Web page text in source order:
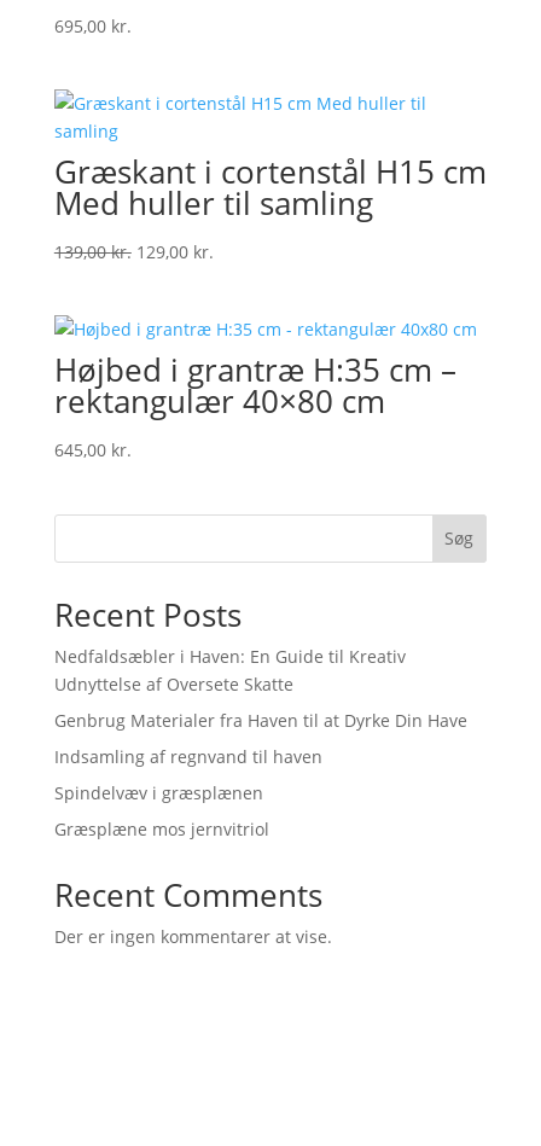
695,00 kr.
Græskant i cortenstål H15 cm
Med huller til samling
139,00kr. Original
139,00 kr..
129,00 kr.Current
129,00 kr..
Højbed i grantræ H:35 cm –
rektangulær 40×80 cm
645,00 kr.
Søg
Recent Posts
Nedfaldsæbler i Haven: En Guide til Kreativ
Udnyttelse af Oversete Skatte
Genbrug Materialer fra Haven til at Dyrke Din Have
Indsamling af regnvand til haven
Spindelvæv i græsplænen
Græsplæne mos jernvitriol
Recent Comments
Der er ingen kommentarer at vise.